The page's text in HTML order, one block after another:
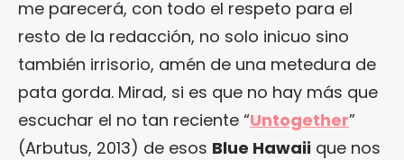
me parecerá, con todo el respeto para el
resto de la redacción, no solo inicuo sino
también irrisorio, amén de una metedura de
pata gorda. Mirad, si es que no hay más que
escuchar el no tan reciente “Untogether”
(Arbutus, 2013) de esos Blue Hawaii que nos